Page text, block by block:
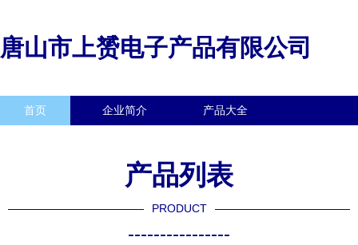
唐山市上赟电子产品有限公司
首页 企业简介 产品大全
产品列表
PRODUCT
----------------